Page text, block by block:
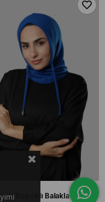
Saks Mavisi Bağcıklı Balaklava Boyunluklu Bere Triko Düz 2325_24